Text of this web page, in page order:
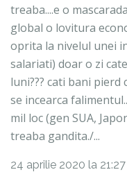
treaba....e o
global o lovitura
oprita la nivelul unei
salariati) doar o zi
luni??? cati bani pierd
se incearca
mil loc (gen SUA,
treaba gandita./...
24 aprilie 2020 la 21:27